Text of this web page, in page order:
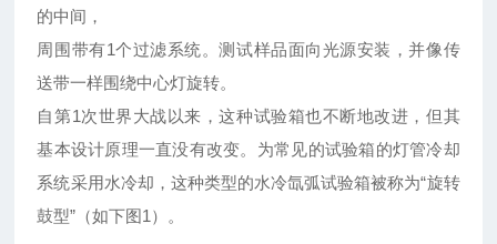
的中间，
周围带有1个过滤系统。测试样品面向光源安装，并像传
送带一样围绕中心灯旋转。
自第1次世界大战以来，这种试验箱也不断地改进，但其
基本设计原理一直没有改变。为常见的试验箱的灯管冷却
系统采用水冷却，这种类型的水冷氙弧试验箱被称为“旋转
鼓型”（如下图1）。